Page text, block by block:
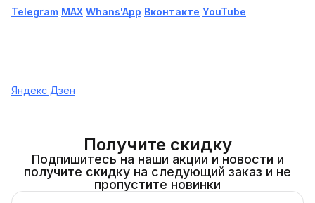
Telegram МАХ Whans'App Вконтакте YouTube
Яндекс Дзен
Получите скидку
Подпишитесь на наши акции и новости и
получите скидку на следующий заказ и не
пропустите новинки